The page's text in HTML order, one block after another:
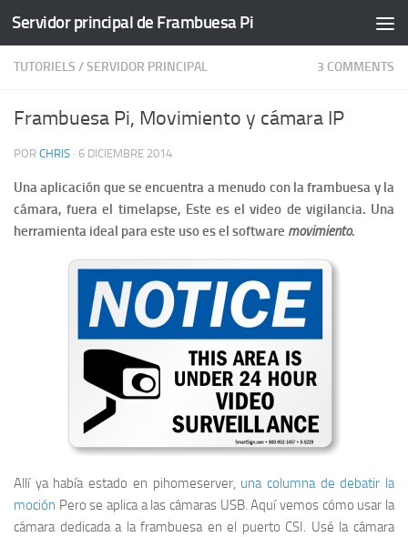
Servidor principal de Frambuesa Pi
TUTORIELS /SERVIDOR PRINCIPAL 3 COMMENTS
Frambuesa Pi, Movimiento y cámara IP
POR CHRIS · 6 DICIEMBRE 2014
Una aplicación que se encuentra a menudo con la frambuesa y la
cámara, fuera el timelapse, Este es el video de vigilancia. Una
herramienta ideal para este uso es el software movimiento.
Allí ya había estado en pihomeserver, una columna de debatir la
moción Pero se aplica a las cámaras USB. Aquí vemos cómo usar la
cámara dedicada a la frambuesa en el puerto CSI. Usé la cámara